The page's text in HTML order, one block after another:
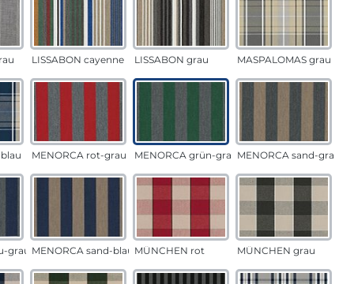
LISSABON cayenne LISSABON grau MASPALOMAS grau
MENORCA rot-grau MENORCA grün-grau MENORCA sand-grau
grau MENORCA sand-blau MÜNCHEN rot MÜNCHEN grau